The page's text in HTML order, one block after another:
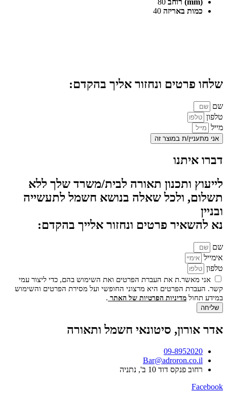
כמות באריזה 40
שלחו פרטים ונחזור אליך בהקדם:
שם
טלפון
מייל
אני מתעניין/ת במוצר זה
דברו איתנו
לייעוץ ותכנון תאורה לבית/משרד שלך ללא
תשלום, ולכל שאלה בנושא חשמל לתעשייה
ובניין
נא להשאיר פרטים ונחזור אלייך בהקדם:
שם
אימייל
טלפון
אני מאשר.ת את העברת הפרטים ואת השימוש בהם, כדי ליצור עמי
קשר. העברת הפרטים היא מרצוני החופשי ועל מסירת הפרטים והשימוש
במידע תחול מדיניות הפרטיות של האתר .
שליחה
אדר אורון, סיטונאי חשמל ותאורה
09-8952020
Bar@adroron.co.il
רחוב פנקס דוד 10 ב', נתניה
Facebook